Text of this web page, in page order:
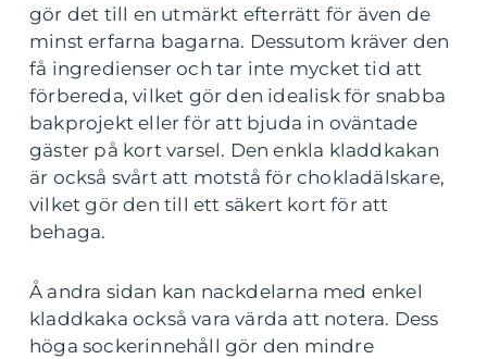
gör det till en utmärkt efterrätt för även de
minst erfarna bagarna. Dessutom kräver den
få ingredienser och tar inte mycket tid att
förbereda, vilket gör den idealisk för snabba
bakprojekt eller för att bjuda in oväntade
gäster på kort varsel. Den enkla kladdkakan
är också svårt att motstå för chokladälskare,
vilket gör den till ett säkert kort för att
behaga.
Å andra sidan kan nackdelarna med enkel
kladdkaka också vara värda att notera. Dess
höga sockerinnehåll gör den mindre